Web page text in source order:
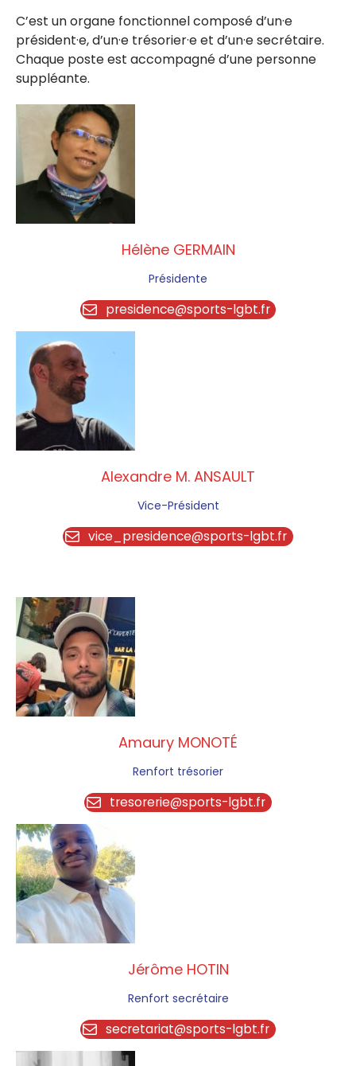
C’est un organe fonctionnel composé d’un·e
président·e, d’un·e trésorier·e et d’un·e secrétaire.
Chaque poste est accompagné d’une personne
suppléante.
Hélène GERMAIN
Présidente
presidence@sports-lgbt.fr
Alexandre M. ANSAULT
Vice-Président
vice_presidence@sports-lgbt.fr
Amaury MONOTÉ
Renfort trésorier
tresorerie@sports-lgbt.fr
Jérôme HOTIN
Renfort secrétaire
secretariat@sports-lgbt.fr